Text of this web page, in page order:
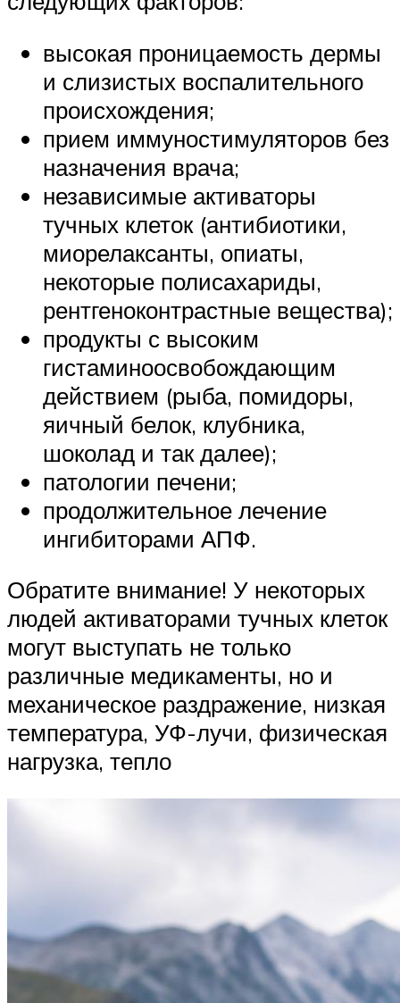
высокая проницаемость дермы
и слизистых воспалительного
происхождения;
прием иммуностимуляторов без
назначения врача;
независимые активаторы
тучных клеток (антибиотики,
миорелаксанты, опиаты,
некоторые полисахариды,
рентгеноконтрастные вещества);
продукты с высоким
гистаминоосвобождающим
действием (рыба, помидоры,
яичный белок, клубника,
шоколад и так далее);
патологии печени;
продолжительное лечение
ингибиторами АПФ.
Обратите внимание! У некоторых
людей активаторами тучных клеток
могут выступать не только
различные медикаменты, но и
механическое раздражение, низкая
температура, УФ-лучи, физическая
нагрузка, тепло